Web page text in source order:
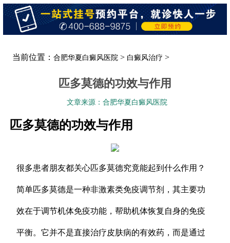
当前位置：合肥华夏白癜风医院 > 白癜风治疗 >
匹多莫德的功效与作用
文章来源：合肥华夏白癜风医院
匹多莫德的功效与作用
很多患者朋友都关心匹多莫德究竟能起到什么作用？
简单匹多莫德是一种非激素类免疫调节剂，其主要功
效在于调节机体免疫功能，帮助机体恢复自身的免疫
平衡。它并不是直接治疗皮肤病的有效药，而是通过